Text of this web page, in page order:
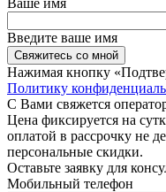
Введите ваше имя
Свяжитесь со мной
Нажимая кнопку
Политику
С Вами свяжется
Цена фиксируется на
оплатой в рассрочку не
персональные скидки.
Оставьте заявку для
Мобильный телефон